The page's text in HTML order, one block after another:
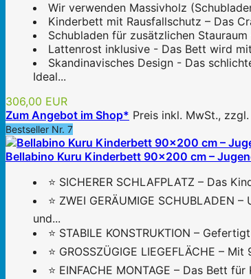
Wir verwenden Massivholz
Kinderbett mit Rausfallschutz – Das
Schubladen für zusätzlichen
Lattenrost inklusive - Das Bett wird
Skandinavisches Design - Das
Ideal...
306,00 EUR
Zum Angebot im Shop* Preis inkl. MwSt.,
Bestseller Nr. 7
Bellabino Kuru Kinderbett 90x200 cm –
⭐ SICHERER SCHLAFPLATZ – Das
⭐ ZWEI GERÄUMIGE
und...
⭐ STABILE KONSTRUKTION –
⭐ GROSSZÜGIGE LIEGEFLÄCHE –
⭐ EINFACHE MONTAGE – Das Bett